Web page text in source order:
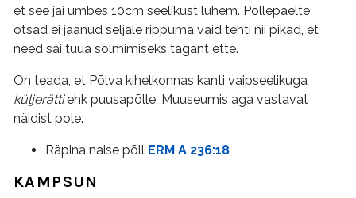
et see jäi umbes 10cm seelikust lühem. Põllepaelte
otsad ei jäänud seljale rippuma vaid tehti nii pikad, et
need sai tuua sõlmimiseks tagant ette.
On teada, et Põlva kihelkonnas kanti vaipseelikuga
küljerättiehk puusapõlle. Muuseumis aga vastavat
näidist pole.
Räpina naise põll ERM A 236:18
KAMPSUN